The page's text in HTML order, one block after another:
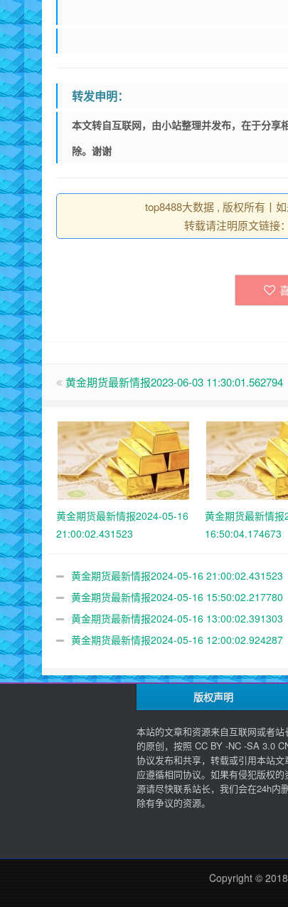
转发申明：
本文转自互联网，由小站整理并发布，在于分
除。谢谢
top8488大数据 , 版权所有丨
转载请注明原文链接：
黄金期货最新情报2023-06-03 11:30:01.562794
黄金期货最新情报2024-05-16
21:00:02.431523
黄金期货最新情
16:50:04.174673
黄金期货最新情报2024-05-16 21:00:02.431523
黄金期货最新情报2024-05-16 15:50:02.217780
黄金期货最新情报2024-05-16 13:00:02.391303
黄金期货最新情报2024-05-16 12:00:02.924287
版权声明
本站的文章和资源来自互联网或者站
的原创，按照 CC BY -NC -SA 3.0
协议发布和共享，转载或引用本站文
应遵循相同协议。如果有侵犯版权的
源请尽快联系站长，我们会在24h内
除有争议的资源。
Copyright ©